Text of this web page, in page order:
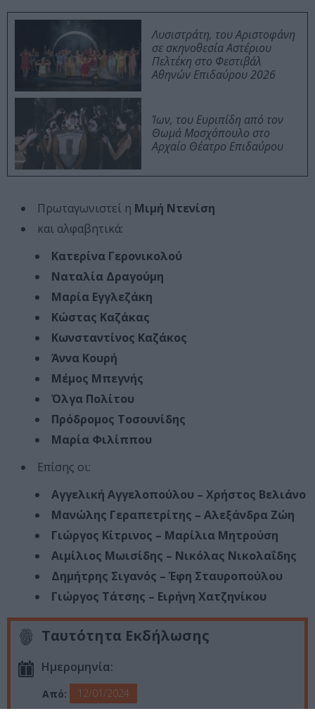
Λυσιστράτη, του Αριστοφάνη
σε σκηνοθεσία Αστέριου
Πελτέκη στο Φεστιβάλ
Αθηνών Επιδαύρου 2026
Ίων, του Ευριπίδη από τον
Θωμά Μοσχόπουλο στο
Αρχαίο Θέατρο Επιδαύρου
Πρωταγωνιστεί η Μιμή Ντενίση
και αλφαβητικά:
Κατερίνα Γερονικολού
Ναταλία Δραγούμη
Μαρία Εγγλεζάκη
Κώστας Καζάκας
Κωνσταντίνος Καζάκος
Άννα Κουρή
Μέμος Μπεγνής
Όλγα Πολίτου
Πρόδρομος Τοσουνίδης
Μαρία Φιλίππου
Επίσης οι:
Αγγελική Αγγελοπούλου – Χρήστος Βελιάνο
Μανώλης Γεραπετρίτης – Αλεξάνδρα Ζώη
Γιώργος Κίτρινος – Μαρίλια Μητρούση
Αιμίλιος Μωισίδης – Νικόλας Νικολαΐδης
Δημήτρης Σιγανός – Έφη Σταυροπούλου
Γιώργος Τάτσης – Ειρήνη Χατζηνίκου
Ταυτότητα Εκδήλωσης
Ημερομηνία:
Από:
12/01/2024